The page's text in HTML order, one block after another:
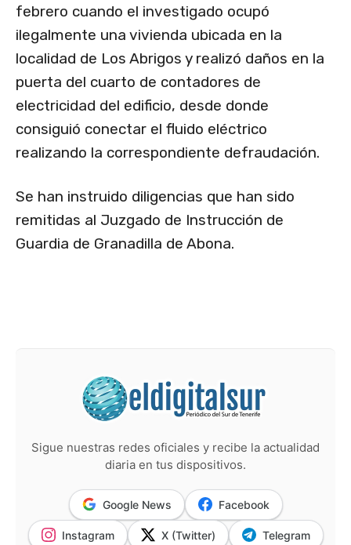
febrero cuando el investigado ocupó
ilegalmente una vivienda ubicada en la
localidad de Los Abrigos y realizó daños en la
puerta del cuarto de contadores de
electricidad del edificio, desde donde
consiguió conectar el fluido eléctrico
realizando la correspondiente defraudación.
Se han instruido diligencias que han sido
remitidas al Juzgado de Instrucción de
Guardia de Granadilla de Abona.
Sigue nuestras redes oficiales y recibe la actualidad
diaria en tus dispositivos.
Google News Facebook
Instagram X (Twitter) Telegram